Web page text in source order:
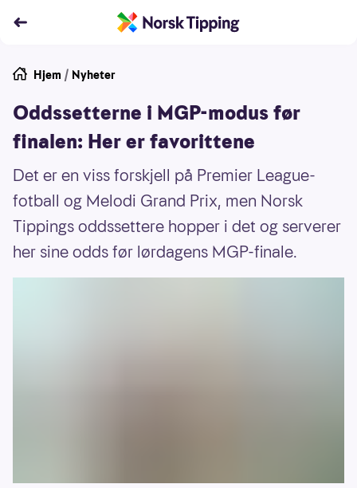
Hjem / Nyheter
Oddssetterne i MGP-modus før
finalen: Her er favorittene
Det er en viss forskjell på Premier League-
fotball og Melodi Grand Prix, men Norsk
Tippings oddssettere hopper i det og serverer
her sine odds før lørdagens MGP-finale.